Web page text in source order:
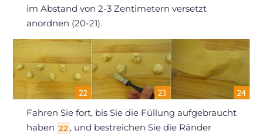
im Abstand von 2-3 Zentimetern versetzt
anordnen (20-21).
Fahren Sie fort, bis Sie die Füllung aufgebraucht
haben 22 , und bestreichen Sie die Ränder